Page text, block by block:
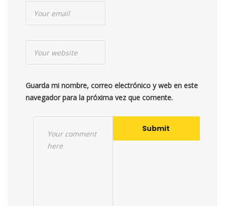
Guarda mi nombre, correo electrónico y web en este
navegador para la próxima vez que comente.